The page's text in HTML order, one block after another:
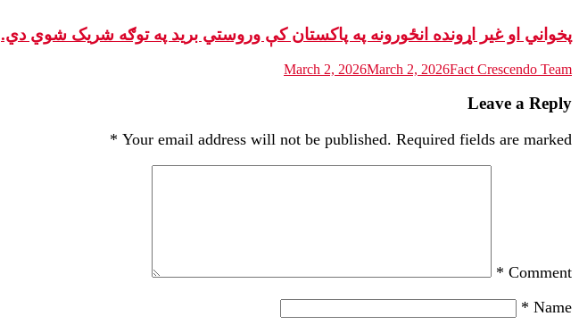
پخواني او غیر اړونده انځورونه په پاکستان کې وروستي برید په توګه شریک شوي دي.
March 2, 2026March 2, 2026Fact Crescendo Team
Leave a Reply
Your email address will not be published. Required fields are marked
*
Comment
*
Name
*